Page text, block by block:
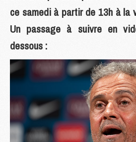
ce samedi à partir de 13h à la
Un passage à suivre en
dessous :